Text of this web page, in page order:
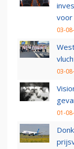
voor
03-
03-
01-